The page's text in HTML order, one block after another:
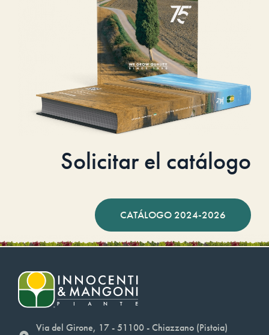
Solicitar el catálogo
CATÁLOGO 2024-2026
Via del Girone, 17 - 51100 - Chiazzano (Pistoia)